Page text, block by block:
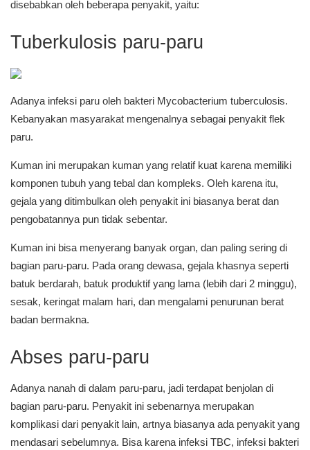
disebabkan oleh beberapa penyakit, yaitu:
Tuberkulosis paru-paru
Adanya infeksi paru oleh bakteri Mycobacterium tuberculosis.
Kebanyakan masyarakat mengenalnya sebagai penyakit flek
paru.
Kuman ini merupakan kuman yang relatif kuat karena memiliki
komponen tubuh yang tebal dan kompleks. Oleh karena itu,
gejala yang ditimbulkan oleh penyakit ini biasanya berat dan
pengobatannya pun tidak sebentar.
Kuman ini bisa menyerang banyak organ, dan paling sering di
bagian paru-paru. Pada orang dewasa, gejala khasnya seperti
batuk berdarah, batuk produktif yang lama (lebih dari 2 minggu),
sesak, keringat malam hari, dan mengalami penurunan berat
badan bermakna.
Abses paru-paru
Adanya nanah di dalam paru-paru, jadi terdapat benjolan di
bagian paru-paru. Penyakit ini sebenarnya merupakan
komplikasi dari penyakit lain, artnya biasanya ada penyakit yang
mendasari sebelumnya. Bisa karena infeksi TBC, infeksi bakteri